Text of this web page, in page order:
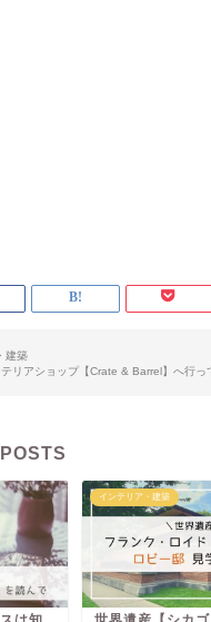
建築
リアショップ【Crate & Barrel】へ行っ
インテリア・建築